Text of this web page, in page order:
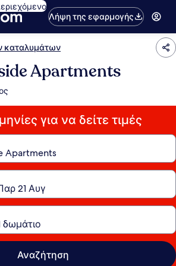
Λήψη της εφαρμογής
καταλυμάτων
Apartments
για να δείτε τιμές
Αναζήτηση